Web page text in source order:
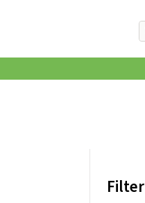
Filter